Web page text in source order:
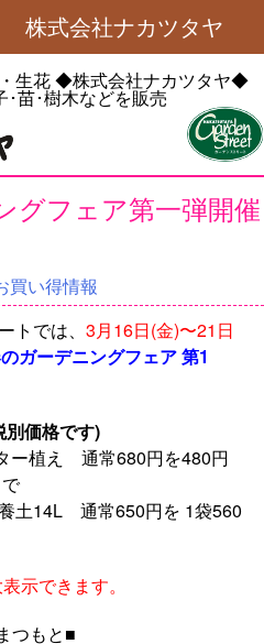
株式会社ナカツタヤ
生花◆株式会社ナカツタヤ◆
苗･樹木などを販売
グフェア第一弾開催
買い得情報
トでは、 3月16日(金)〜21日
ガーデニングフェア 第1
別価格です)
ー植え 通常680円を480円
土14L 通常650円を 1袋560
示できます。
つもと■